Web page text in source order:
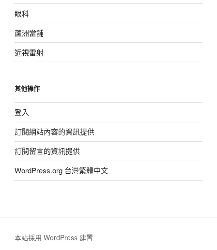
眼科
蘆洲當舖
近視雷射
其他操作
登入
訂閱網站內容的資訊提供
訂閱留言的資訊提供
WordPress.org 台灣繁體中文
本站採用 WordPress 建置